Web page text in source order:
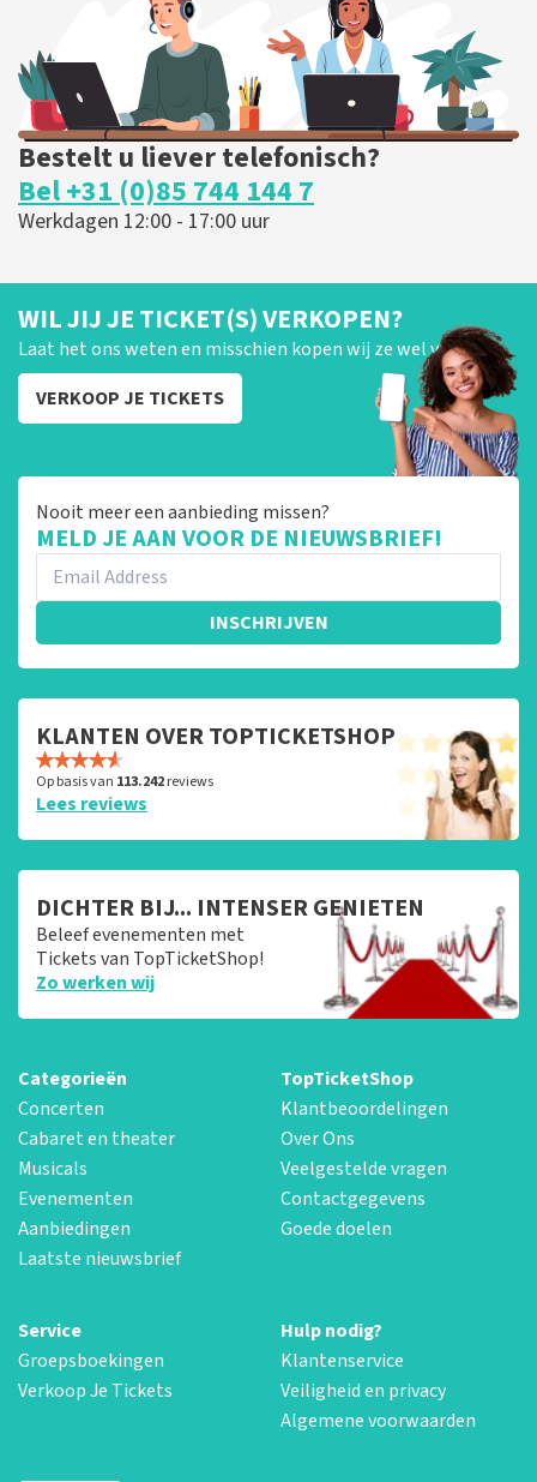
BESTEL NU
Bestelt u liever telefonisch?
Bel +31 (0)85 744 144 7
Werkdagen 12:00 - 17:00 uur
WIL JIJ JE TICKET(S) VERKOPEN?
Laat het ons weten en misschien kopen wij ze wel van je!
VERKOOP JE TICKETS
Nooit meer een aanbieding missen?
MELD JE AAN VOOR DE NIEUWSBRIEF!
INSCHRIJVEN
KLANTEN OVER TOPTICKETSHOP
Op basis van 113.242reviews
Lees reviews
DICHTER BIJ... INTENSER GENIETEN
Beleef evenementen met
Tickets van TopTicketShop!
Zo werken wij
Categorieën
Concerten
Cabaret en theater
Musicals
Evenementen
Aanbiedingen
Laatste nieuwsbrief
TopTicketShop
Klantbeoordelingen
Over Ons
Veelgestelde vragen
Contactgegevens
Goede doelen
Service
Groepsboekingen
Verkoop Je Tickets
Hulp nodig?
Klantenservice
Veiligheid en privacy
Algemene voorwaarden